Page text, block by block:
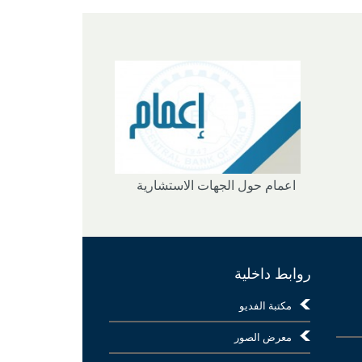
اعمام حول الجهات الاستشارية
روابط داخلية
مكتبة الفديو
معرض الصور